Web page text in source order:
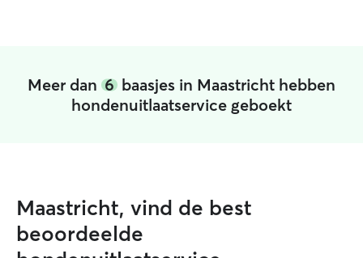
Meer dan 6 baasjes in Maastricht hebben
hondenuitlaatservice geboekt
Maastricht, vind de best
beoordeelde